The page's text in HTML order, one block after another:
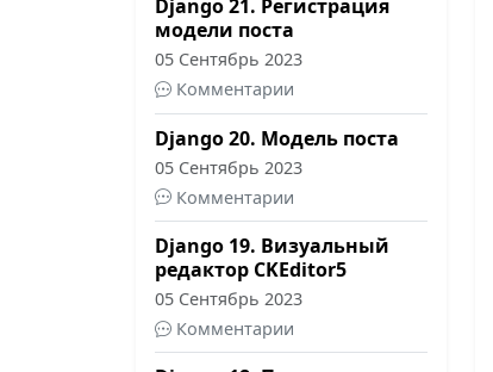
Django 21. Регистрация
модели поста
05 Сентябрь 2023
Комментарии
Django 20. Модель поста
05 Сентябрь 2023
Комментарии
Django 19. Визуальный
редактор CKEditor5
05 Сентябрь 2023
Комментарии